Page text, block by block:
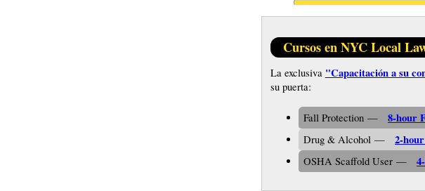
Cursos en NYC Local
La exclusiva "Capacitación a su
su puerta:
Fall Protection —8-hour
Drug & Alcohol —2-
OSHA Scaffold User —